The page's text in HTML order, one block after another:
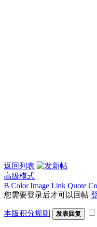
返回列表
高级模式
B Color Image Link Quote
您需要登录后才可以回帖
本版积分规则 发表回复